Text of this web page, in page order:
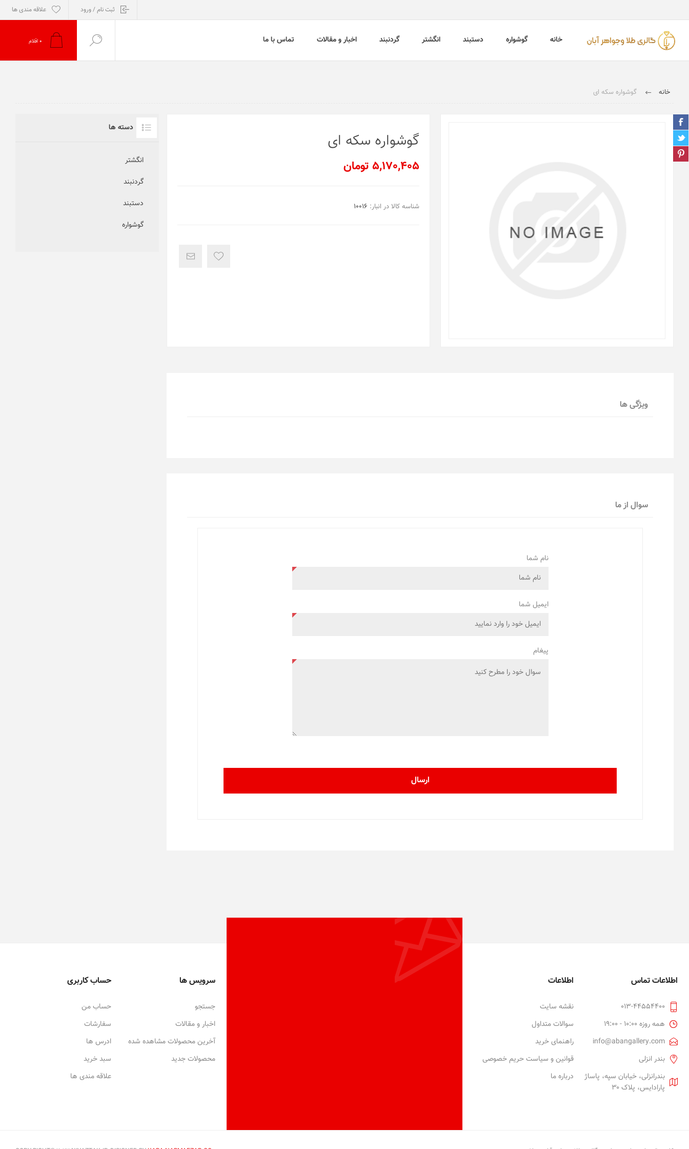
ثبت نام / ورود علاقه مندی ها
خانه گوشواره دستبند انگشتر گردنبند اخبار و مقالات تماس با ما 0 اقلام
خانه گوشواره سکه ای
گوشواره سکه ای
5,170,405 تومان
شناسه کالا در انبار: 10016
ویژگی ها
سوال از ما
نام شما
ایمیل شما
پیغام
دسته ها
انگشتر
گردنبند
دستبند
گوشواره
اطلاعات تماس
013-44554400
همه روزه 10:00 - 19:00
info@abangallery.com
بندر انزلی
بندرانزلی، خیابان سپه، پاساژ
پارادایس، پلاک ۳۰
اطلاعات
نقشه سایت
سوالات متداول
راهنمای خرید
قوانین و سیاست حریم خصوصی
درباره ما
سرویس ها
جستجو
اخبار و مقالات
آخرین محصولات مشاهده شده
محصولات جدید
حساب کاربری
حساب من
سفارشات
ادرس ها
سبد خرید
علاقه مندی ها